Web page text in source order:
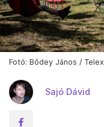
Fotó: Bődey János / Telex
Sajó Dávid